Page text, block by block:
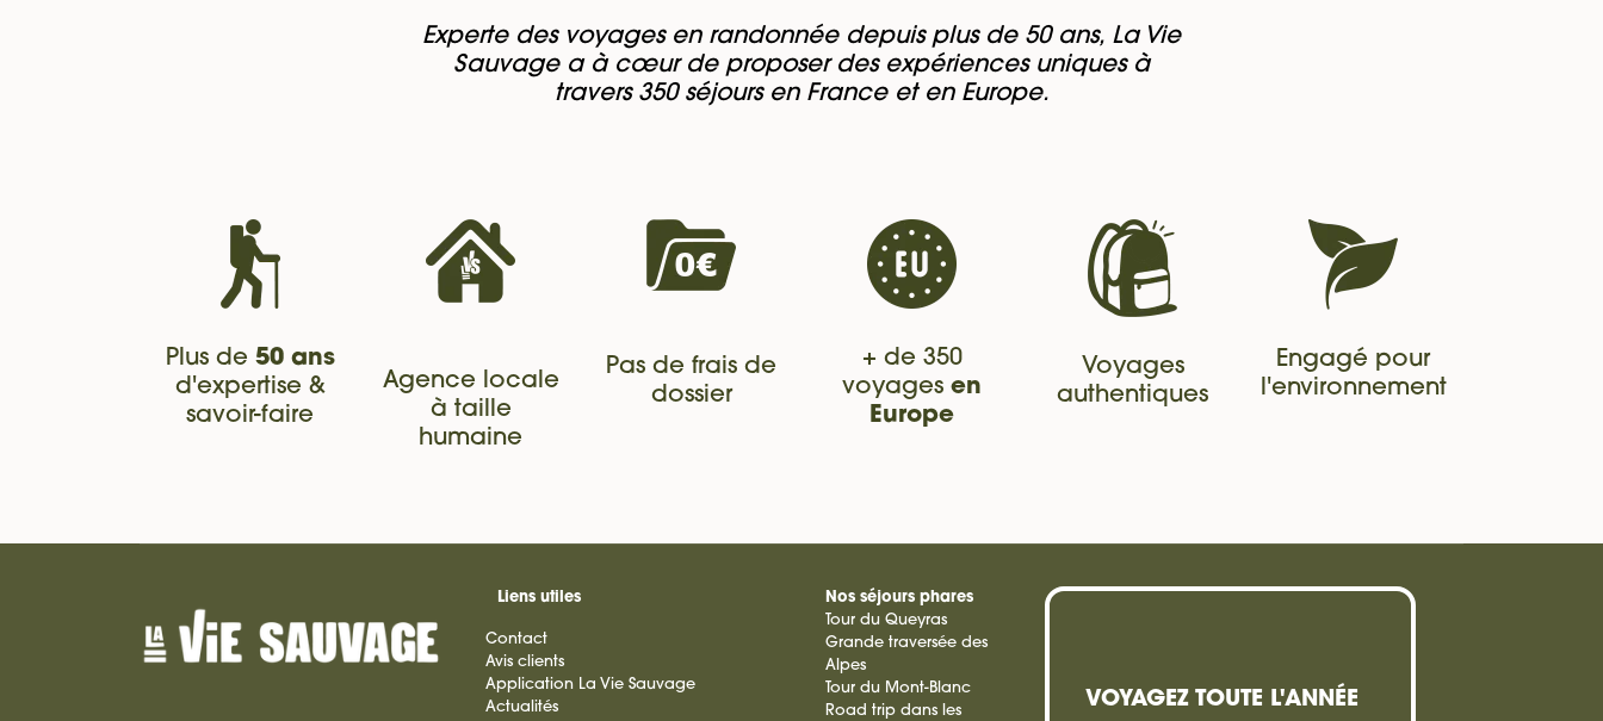
Experte des voyages en randonnée depuis plus de 50 ans, La Vie
Sauvage a à cœur de proposer des expériences uniques à
travers 350 séjours en France et en Europe.
Plus de 50 ans
d'expertise &
savoir-faire
Agence locale
à taille
humaine
Pas de frais de
dossier
+ de 350
voyages en
Europe
Voyages
authentiques
Engagé pour
l'environnement
Liens utiles
Contact
Avis clients
Application La Vie Sauvage
Actualités
Nos séjours phares
Tour du Queyras
Grande traversée des
Alpes
Tour du Mont-Blanc
Road trip dans les
VOYAGEZ TOUTE L'ANNÉE